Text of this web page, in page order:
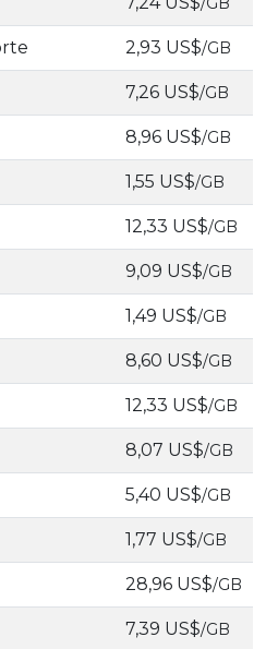
2,93 US$/GB
7,26 US$/GB
8,96 US$/GB
1,55 US$/GB
12,33 US$/GB
9,09 US$/GB
1,49 US$/GB
8,60 US$/GB
12,33 US$/GB
8,07 US$/GB
5,40 US$/GB
1,77 US$/GB
28,96 US$/GB
7,39 US$/GB